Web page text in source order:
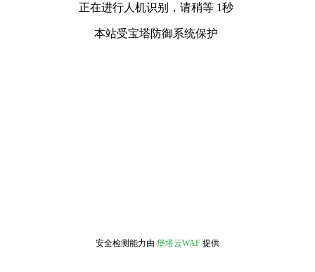
正在进行人机识别，请稍等 1秒
本站受宝塔防御系统保护
安全检测能力由 堡塔云WAF 提供